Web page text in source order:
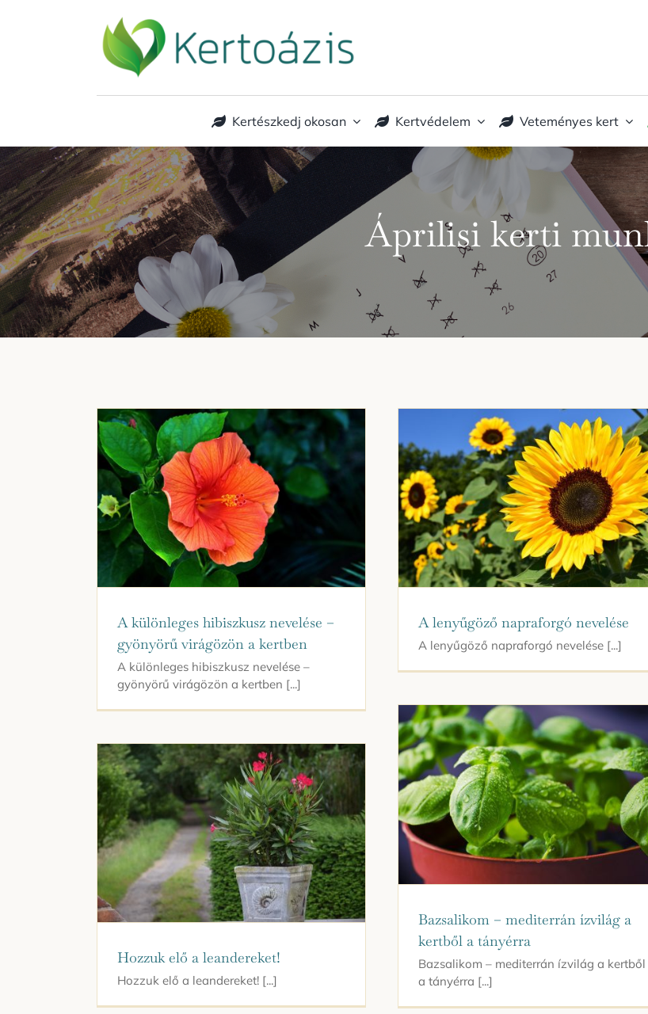
Kertészkedj okosan Kertvédelem Veteményes kert
Áprilisi kerti
A különleges hibiszkusz nevelése –
gyönyörű virágözön a kertben
A különleges hibiszkusz nevelése –
gyönyörű virágözön a kertben [...]
A lenyűgöző napraforgó nevelése
A lenyűgöző napraforgó nevelése [...]
Bazsalikom – mediterrán ízvilág a
kertből a tányérra
Bazsalikom – mediterrán ízvilág a kertből
a tányérra [...]
Hozzuk elő a leandereket!
Hozzuk elő a leandereket! [...]